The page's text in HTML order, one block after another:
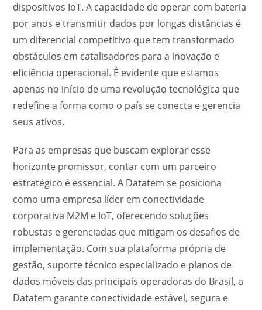
dispositivos IoT. A capacidade de operar com bateria
por anos e transmitir dados por longas distâncias é
um diferencial competitivo que tem transformado
obstáculos em catalisadores para a inovação e
eficiência operacional. É evidente que estamos
apenas no início de uma revolução tecnológica que
redefine a forma como o país se conecta e gerencia
seus ativos.
Para as empresas que buscam explorar esse
horizonte promissor, contar com um parceiro
estratégico é essencial. A Datatem se posiciona
como uma empresa líder em conectividade
corporativa M2M e IoT, oferecendo soluções
robustas e gerenciadas que mitigam os desafios de
implementação. Com sua plataforma própria de
gestão, suporte técnico especializado e planos de
dados móveis das principais operadoras do Brasil, a
Datatem garante conectividade estável, segura e